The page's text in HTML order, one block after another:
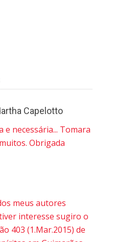
Capelotto
necessária... Tomara
Obrigada
meus autores
interesse sugiro o
403 (1.Mar.2015) de